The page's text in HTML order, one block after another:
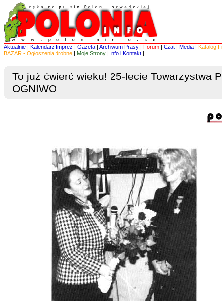
Aktualnie | Kalendarz Imprez | Gazeta | Archiwum Prasy | Forum | Czat | Media | Katalog
BAZAR - Ogłoszenia drobne | Moje Strony | Info i Kontakt |
To już ćwierć wieku! 25-lecie Towarzystwa
OGNIWO